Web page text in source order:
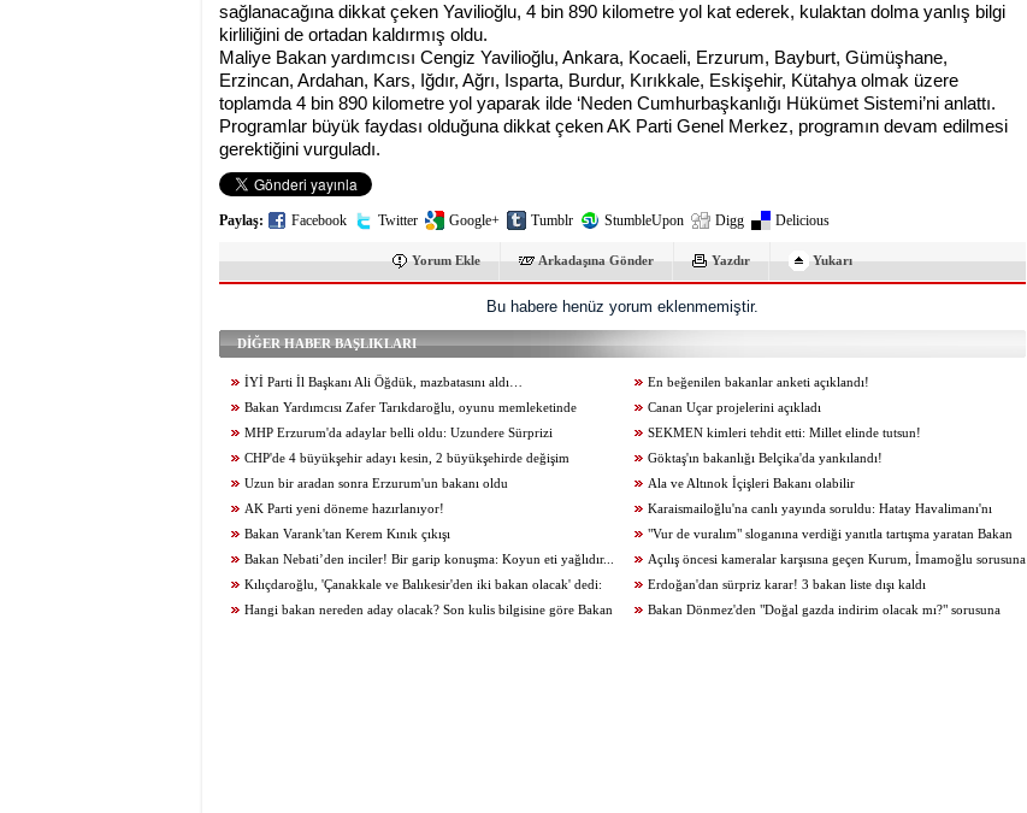
sağlanacağına dikkat çeken Yavilioğlu, 4 bin 890 kilometre yol kat ederek, kulaktan dolma yanlış bilgi
kirliliğini de ortadan kaldırmış oldu.
Maliye Bakan yardımcısı Cengiz Yavilioğlu, Ankara, Kocaeli, Erzurum, Bayburt, Gümüşhane,
Erzincan, Ardahan, Kars, Iğdır, Ağrı, Isparta, Burdur, Kırıkkale, Eskişehir, Kütahya olmak üzere
toplamda 4 bin 890 kilometre yol yaparak ilde ‘Neden Cumhurbaşkanlığı Hükümet Sistemi’ni anlattı.
Programlar büyük faydası olduğuna dikkat çeken AK Parti Genel Merkez, programın devam edilmesi
gerektiğini vurguladı.
Paylaş: Facebook Twitter Google+ Tumblr StumbleUpon Digg Delicious
Yorum Ekle Arkadaşına Gönder Yazdır Yukarı
Bu habere henüz yorum eklenmemiştir.
DİĞER HABER BAŞLIKLARI
İYİ Parti İl Başkanı Ali Öğdük, mazbatasını aldı…
En beğenilen bakanlar anketi açıklandı!
Bakan Yardımcısı Zafer Tarıkdaroğlu, oyunu memleketinde
kullandı
Canan Uçar projelerini açıkladı
MHP Erzurum'da adaylar belli oldu: Uzundere Sürprizi
SEKMEN kimleri tehdit etti: Millet elinde tutsun!
CHP'de 4 büyükşehir adayı kesin, 2 büyükşehirde değişim
Göktaş'ın bakanlığı Belçika'da yankılandı!
Uzun bir aradan sonra Erzurum'un bakanı oldu
Ala ve Altınok İçişleri Bakanı olabilir
AK Parti yeni döneme hazırlanıyor!
Karaismailoğlu'na canlı yayında soruldu: Hatay Havalimanı'nı
seçmenleri engellemek için mi kapattınız?
Bakan Varank'tan Kerem Kınık çıkışı
"Vur de vuralım" sloganına verdiği yanıtla tartışma yaratan Bakan
Akar: Bu çarpıtmadır, gaflettir
Bakan Nebati’den inciler! Bir garip konuşma: Koyun eti yağlıdır...
Açılış öncesi kameralar karşısına geçen Kurum, İmamoğlu sorusuna
sinirlendi
Kılıçdaroğlu, 'Çanakkale ve Balıkesir'den iki bakan olacak' dedi:
İşaret ettiği bakanlar kim?
Erdoğan'dan sürpriz karar! 3 bakan liste dışı kaldı
Hangi bakan nereden aday olacak? Son kulis bilgisine göre Bakan
Bakan Dönmez'den "Doğal gazda indirim olacak mı?" sorusuna